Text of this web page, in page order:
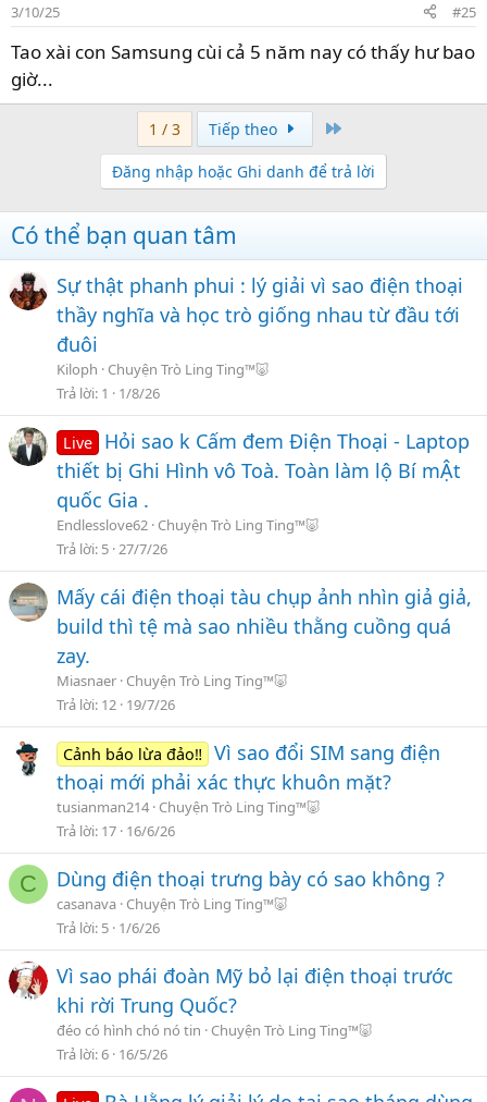
3/10/25 #25
Tao xài con Samsung cùi cả 5 năm nay có thấy hư bao
giờ...
1 / 3 Tiếp theo
Đăng nhập hoặc Ghi danh để trả lời
Có thể bạn quan tâm
Sự thật phanh phui : lý giải vì sao điện thoại
thầy nghĩa và học trò giống nhau từ đầu tới
đuôi
Kiloph
Chuyện Trò Ling Ting™🐷
Trả lời 1 1/8/26
Live
Hỏi sao k Cấm đem Điện Thoại - Laptop
thiết bị Ghi Hình vô Toà. Toàn làm lộ Bí mẬt
quốc Gia .
Endlesslove62 Chuyện Trò Ling Ting™🐷
Trả lời 5 27/7/26
Mấy cái điện thoại tàu chụp ảnh nhìn giả giả,
build thì tệ mà sao nhiều thằng cuồng quá
zay.
Miasnaer Chuyện Trò Ling Ting™🐷
Trả lời 12 19/7/26
Cảnh báo lừa đảo‼️
Vì sao đổi SIM sang điện
thoại mới phải xác thực khuôn mặt?
tusianman214 Chuyện Trò Ling Ting™🐷
Trả lời 17 16/6/26
C Dùng điện thoại trưng bày có sao không ?
casanava Chuyện Trò Ling Ting™🐷
Trả lời 5 1/6/26
Vì sao phái đoàn Mỹ bỏ lại điện thoại trước
khi rời Trung Quốc?
đéo có hình chó nó tin
Chuyện Trò Ling Ting™🐷
Trả lời 6 16/5/26